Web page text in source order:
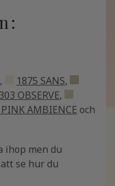
, 1875 SANS,
OBSERVE,
AMBIENCE och
ihop men du
se hur du